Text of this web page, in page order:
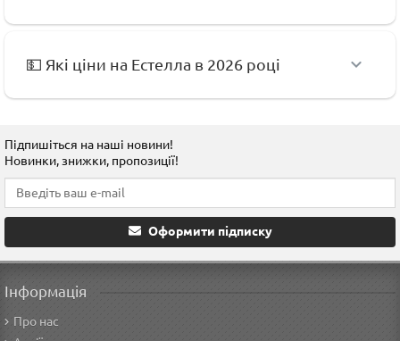
💵 Які ціни на Естелла в 2026 році
Підпишіться на наші новини!
Новинки, знижки, пропозиції!
Оформити підписку
Інформація
Про нас